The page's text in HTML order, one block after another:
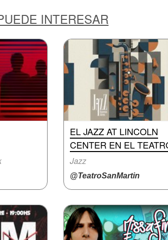
INTERESAR
EL JAZZ AT LINCOLN
CENTER EN EL
Jazz
@TeatroSanMartin